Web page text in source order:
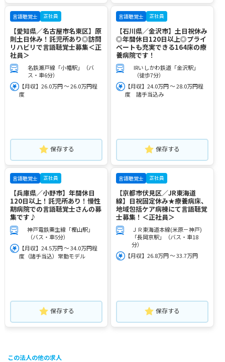
言語聴覚士 正社員
【愛知県／名古屋市名東区】原
則土日休み！託児所あり◎訪問
リハビリで言語聴覚士募集＜正
社員＞
名鉄瀬戸線「小幡駅」（バ
ス・車6分）
【月収】26.0万円 ～ 26.0万円程
度
保存する
言語聴覚士 正社員
【石川県／金沢市】土日祝休み
◎年間休日120日以上◎プライ
ベートも充実できる164床の療
養病院です！
IRいしかわ鉄道「金沢駅」
（徒歩7分）
【月収】24.0万円 ～ 28.0万円程
度 諸手当込み
保存する
言語聴覚士 正社員
【兵庫県／小野市】年間休日
120日以上！託児所あり！慢性
期病院での言語聴覚士さんの募
集です♪
神戸電鉄粟生線「樫山駅」
（バス・車5分）
【月収】24.5万円 ～ 34.0万円程
度（諸手当込）常勤モデル
保存する
言語聴覚士 正社員
【京都市伏見区／JR東海道
線】日祝固定休み★療養病床、
地域包括ケア病棟にて言語聴覚
士募集！＜正社員＞
ＪＲ東海道本線(米原－神戸)
「長岡京駅」（バス・車18
分）
【月収】26.8万円 ～ 33.7万円
保存する
この法人の他の求人